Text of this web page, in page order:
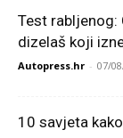
Test rabljenog:
dizelaš koji
Autopress.hr - 07/
10 savjeta